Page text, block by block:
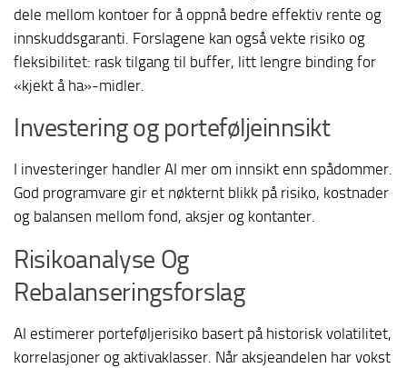
dele mellom kontoer for å oppnå bedre effektiv rente og
innskuddsgaranti. Forslagene kan også vekte risiko og
fleksibilitet: rask tilgang til buffer, litt lengre binding for
«kjekt å ha»-midler.
Investering og porteføljeinnsikt
I investeringer handler AI mer om innsikt enn spådommer.
God programvare gir et nøkternt blikk på risiko, kostnader
og balansen mellom fond, aksjer og kontanter.
Risikoanalyse Og
Rebalanseringsforslag
AI estimerer porteføljerisiko basert på historisk volatilitet,
korrelasjoner og aktivaklasser. Når aksjeandelen har vokst